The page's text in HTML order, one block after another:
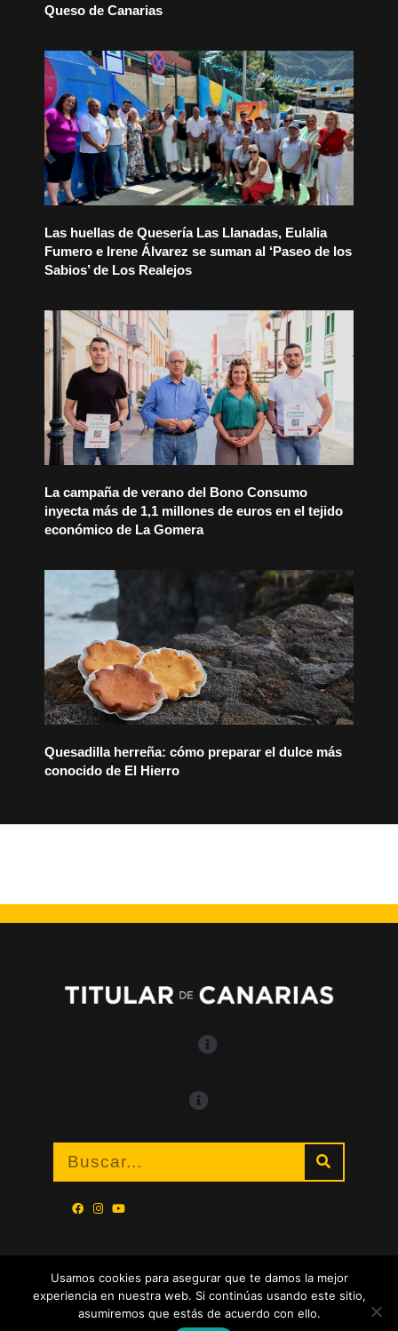
Queso de Canarias
Las huellas de Quesería Las Llanadas, Eulalia
Fumero e Irene Álvarez se suman al ‘Paseo de los
Sabios’ de Los Realejos
La campaña de verano del Bono Consumo
inyecta más de 1,1 millones de euros en el tejido
económico de La Gomera
Quesadilla herreña: cómo preparar el dulce más
conocido de El Hierro
Usamos cookies para asegurar que te damos la mejor
experiencia en nuestra web. Si continúas usando este sitio,
asumiremos que estás de acuerdo con ello.